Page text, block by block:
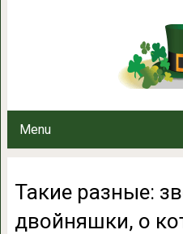
Menu
Такие
Такие разные:
двойняшки, о